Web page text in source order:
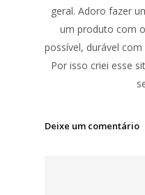
geral. Adoro fazer
um produto com
possível, durável
Por isso criei esse
Deixe um comentário